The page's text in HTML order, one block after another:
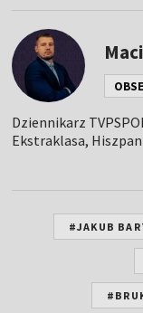
Dziennikarz
Ekstraklasa,
#JAKUB